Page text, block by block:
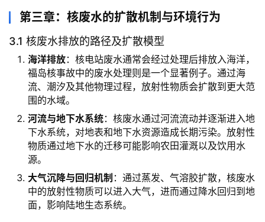
第三章：核废水的扩散机制与环境行为
3.1 核废水排放的路径及扩散模型
海洋排放：核电站废水通常会经过处理后排放入海洋，
福岛核事故中的废水处理则是一个显著例子。通过海
流、潮汐及其他物理过程，放射性物质会扩散到更大范
围的水域。
河流与地下水系统：核废水通过河流流动并逐渐进入地
下水系统，对地表和地下水资源造成长期污染。放射性
物质通过地下水的迁移可能影响农田灌溉以及饮用水
源。
大气沉降与回归机制 ：通过蒸发、气溶胶扩散，核废水
中的放射性物质可以进入大气，进而通过降水回归到地
面，影响陆地生态系统。